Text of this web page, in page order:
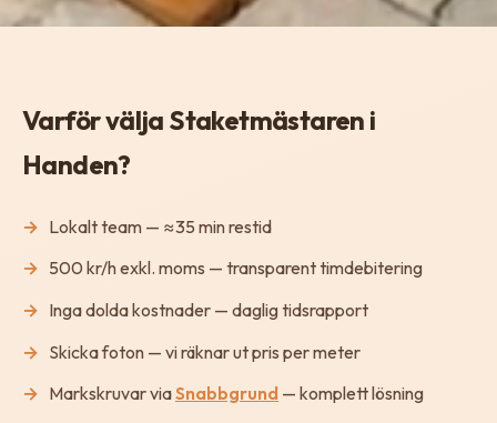
Varför välja Staketmästaren i
Handen?
Lokalt team — ≈35 min restid
500 kr/h exkl. moms — transparent timdebitering
Inga dolda kostnader — daglig tidsrapport
Skicka foton — vi räknar ut pris per meter
Markskruvar viaSnabbgrund — komplett lösning